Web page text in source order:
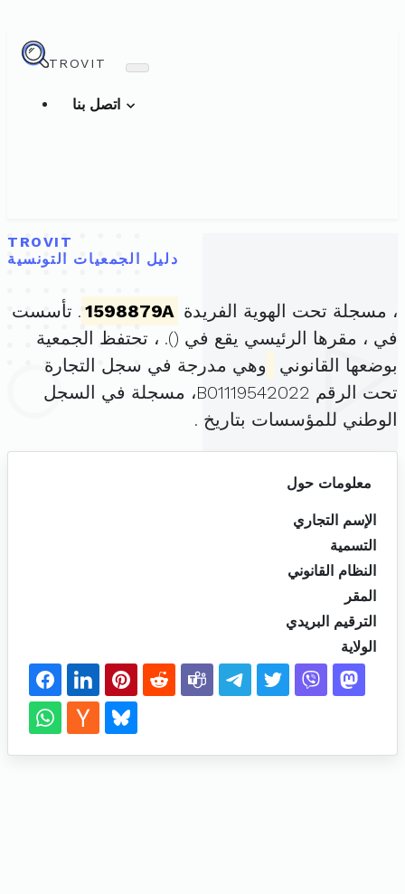
TROVIT
TROVIT
دليل الجمعيات التونسية
، مسجلة تحت الهوية الفريدة 1598879A . تأسست
في ، مقرها الرئيسي يقع في (). ، تحتفظ الجمعية
بوضعها القانوني
وهي مدرجة في سجل التجارة
تحت الرقم B01119542022، مسجلة في السجل
الوطني للمؤسسات بتاريخ .
معلومات حول
الإسم التجاري
التسمية
النظام القانوني
المقر
الترقيم البريدي
الولاية